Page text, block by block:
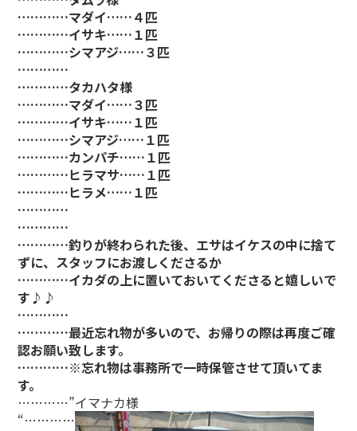
…………マダイ……４匹
…………イサキ……１匹
…………シマアジ……３匹
…………
…………タカハタ様
…………マダイ……３匹
…………イサキ……１匹
…………シマアジ……１匹
…………カンパチ……１匹
…………ヒラマサ……１匹
…………ヒラメ……１匹
…………
…………
…………釣りが終わられた後、エサはイケスの中に捨て
ずに、スタッフにお渡しくださるか
…………イカダの上に置いておいてくださると嬉しいで
す♪♪
…………
…………最近忘れ物が多いので、お帰りの際は再度ご確
認お願い致します。
…………※忘れ物は事務所で一時保管させて頂いてま
す。
…………”イマナカ様
“…………